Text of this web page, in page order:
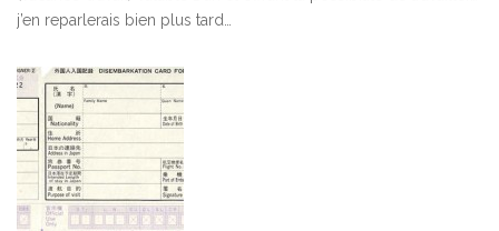
j’en reparlerais bien plus tard…